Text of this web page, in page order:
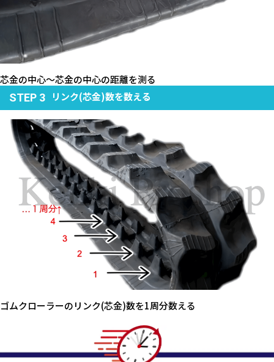
芯金の中心～芯金の中心の距離を測る
STEP 3
リンク(芯金)数を数える
ゴムクローラーのリンク(芯金)数を1周分数える